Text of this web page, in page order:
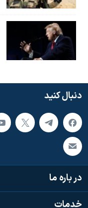
دنبال کنید
در باره ما
خدمات